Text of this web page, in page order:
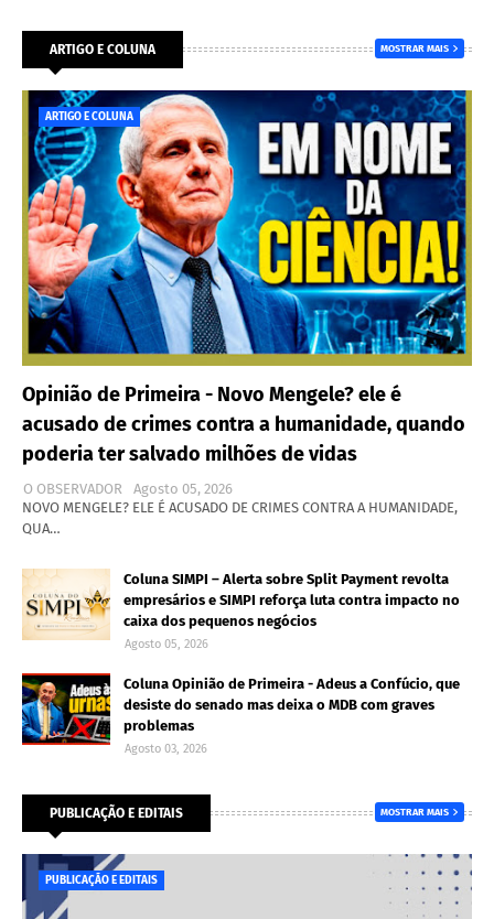
ARTIGO E COLUNA MOSTRAR MAIS
ARTIGO E COLUNA
Opinião de Primeira - Novo Mengele? ele é
acusado de crimes contra a humanidade, quando
poderia ter salvado milhões de vidas
O OBSERVADOR
Agosto 05, 2026
NOVO MENGELE? ELE É ACUSADO DE CRIMES CONTRA A HUMANIDADE,
QUA…
Coluna SIMPI – Alerta sobre Split Payment revolta
empresários e SIMPI reforça luta contra impacto no
caixa dos pequenos negócios
Agosto 05, 2026
Coluna Opinião de Primeira - Adeus a Confúcio, que
desiste do senado mas deixa o MDB com graves
problemas
Agosto 03, 2026
PUBLICAÇÃO E EDITAIS MOSTRAR MAIS
PUBLICAÇÃO E EDITAIS